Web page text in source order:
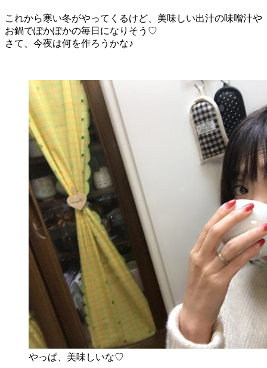
これから寒い冬がやってくるけど、美味しい出汁の味噌汁や
お鍋でぽかぽかの毎日になりそう♡
さて、今夜は何を作ろうかな♪
やっぱ、美味しいな♡